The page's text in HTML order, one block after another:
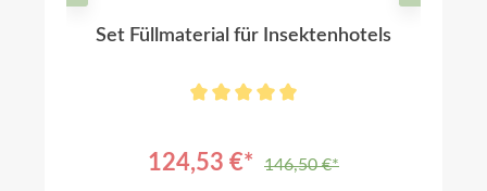
Set Füllmaterial für Insektenhotels
124,53 €* 146,50 €*